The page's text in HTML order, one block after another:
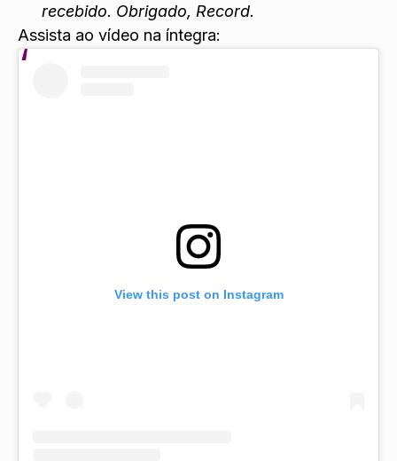
recebido. Obrigado, Record.
Assista ao vídeo na íntegra:
View this post on Instagram